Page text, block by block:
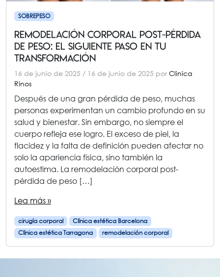
SOBREPESO
Remodelación corporal post-pérdida
de peso: el siguiente paso en tu
transformación
16 de junio de 2025 / 16 de junio de 2025 porClinica
Rinos
Después de una gran pérdida de peso, muchas
personas experimentan un cambio profundo en su
salud y bienestar. Sin embargo, no siempre el
cuerpo refleja ese logro. El exceso de piel, la
flacidez y la falta de definición pueden afectar no
solo la apariencia física, sino también la
autoestima. La remodelación corporal post-
pérdida de peso […]
Lea más »
cirugía corporal
Clínica estética Barcelona
Clínica estética Tarragona
remodelación corporal